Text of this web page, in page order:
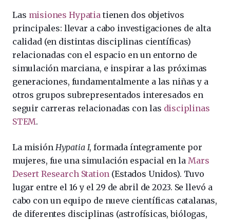
Las misiones Hypatia tienen dos objetivos
principales: llevar a cabo investigaciones de alta
calidad (en distintas disciplinas científicas)
relacionadas con el espacio en un entorno de
simulación marciana, e inspirar a las próximas
generaciones, fundamentalmente a las niñas y a
otros grupos subrepresentados interesados ​​en
seguir carreras relacionadas con las disciplinas
STEM.
La misión Hypatia I, formada íntegramente por
mujeres, fue una simulación espacial en la Mars
Desert Research Station (Estados Unidos). Tuvo
lugar entre el 16 y el 29 de abril de 2023. Se llevó a
cabo con un equipo de nueve científicas catalanas,
de diferentes disciplinas (astrofísicas, biólogas,